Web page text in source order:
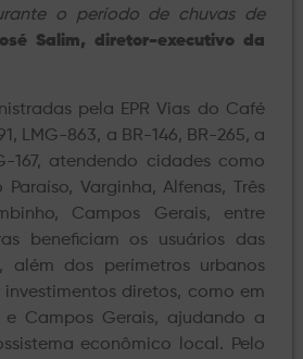
o período de chuvas de
Salim, diretor-executivo da
pela EPR Vias do Café
LMG-863, a BR-146, BR-265, a
167, atendendo cidades como
Varginha, Alfenas, Três
Campos Gerais, entre
beneficiam os usuários das
além dos perímetros urbanos
diretos, como em
e Campos Gerais, ajudando a
econômico local. Pelo